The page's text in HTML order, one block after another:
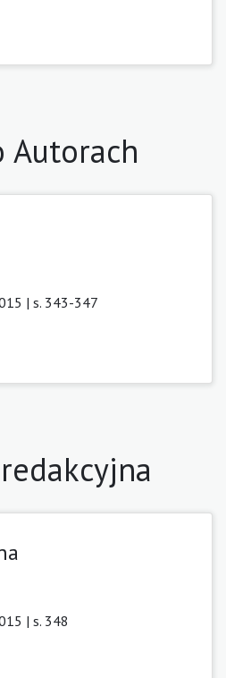
Autorach
| s. 343-347
| s. 348